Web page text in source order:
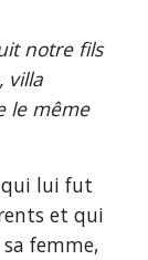
notre fils
villa
le même
lui fut
et qui
femme,